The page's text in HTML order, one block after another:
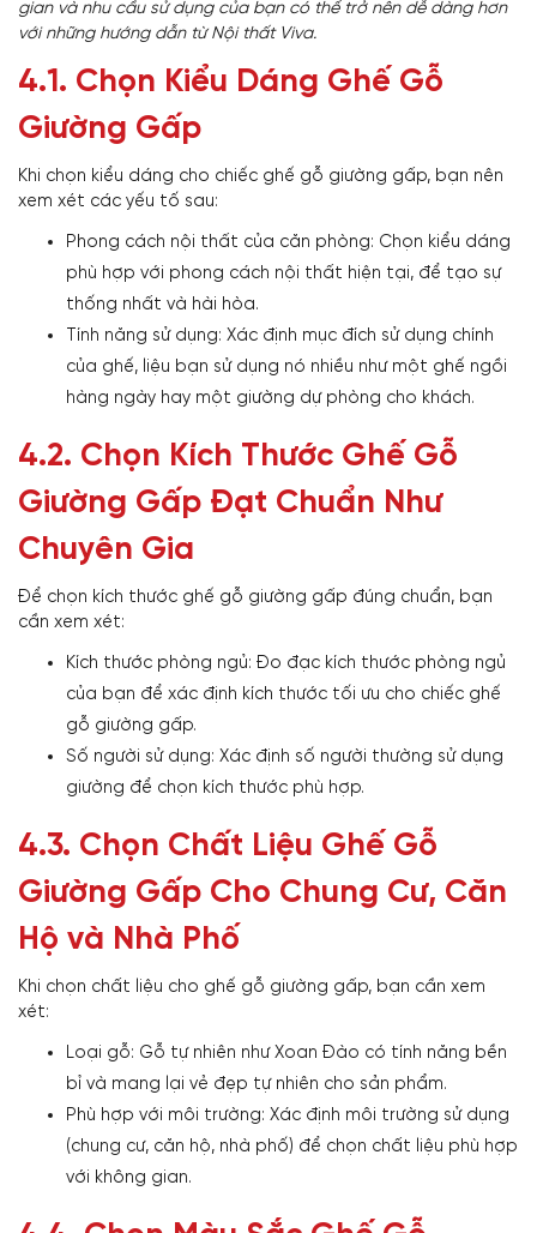
gian và nhu cầu sử dụng của bạn có thể trở nên dễ dàng hơn
với những hướng dẫn từ Nội thất Viva.
4.1. Chọn Kiểu Dáng Ghế Gỗ
Giường Gấp
Khi chọn kiểu dáng cho chiếc ghế gỗ giường gấp, bạn nên
xem xét các yếu tố sau:
Phong cách nội thất của căn phòng: Chọn kiểu dáng
phù hợp với phong cách nội thất hiện tại, để tạo sự
thống nhất và hài hòa.
Tính năng sử dụng: Xác định mục đích sử dụng chính
của ghế, liệu bạn sử dụng nó nhiều như một ghế ngồi
hàng ngày hay một giường dự phòng cho khách.
4.2. Chọn Kích Thước Ghế Gỗ
Giường Gấp Đạt Chuẩn Như
Chuyên Gia
Để chọn kích thước ghế gỗ giường gấp đúng chuẩn, bạn
cần xem xét:
Kích thước phòng ngủ: Đo đạc kích thước phòng ngủ
của bạn để xác định kích thước tối ưu cho chiếc ghế
gỗ giường gấp.
Số người sử dụng: Xác định số người thường sử dụng
giường để chọn kích thước phù hợp.
4.3. Chọn Chất Liệu Ghế Gỗ
Giường Gấp Cho Chung Cư, Căn
Hộ và Nhà Phố
Khi chọn chất liệu cho ghế gỗ giường gấp, bạn cần xem
xét:
Loại gỗ: Gỗ tự nhiên như Xoan Đào có tính năng bền
bỉ và mang lại vẻ đẹp tự nhiên cho sản phẩm.
Phù hợp với môi trường: Xác định môi trường sử dụng
(chung cư, căn hộ, nhà phố) để chọn chất liệu phù hợp
với không gian.